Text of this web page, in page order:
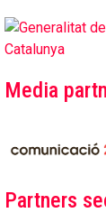
Media
Partners